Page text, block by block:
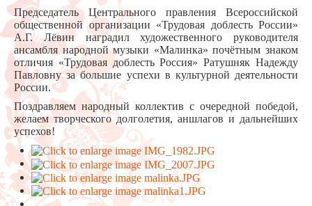
Председатель Центрального правления Всероссийской
общественной организации «Трудовая доблесть России»
А.Г. Лёвин наградил художественного руководителя
ансамбля народной музыки «Малинка» почётным знаком
отличия «Трудовая доблесть Россия» Ратушняк Надежду
Павловну за большие успехи в культурной деятельности
России.
Поздравляем народный коллектив с очередной победой,
желаем творческого долголетия, аншлагов и дальнейших
успехов!